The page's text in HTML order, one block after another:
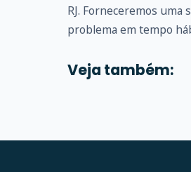
RJ. Forneceremos
problema em tempo
Veja também: